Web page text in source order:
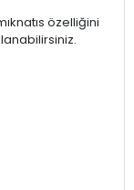
özelliğini